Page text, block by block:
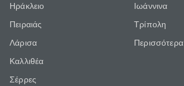
Ηράκλειο
Πειραιάς
Λάρισα
Καλλιθέα
Σέρρες
Ιωάννινα
Τρίπολη
Περισσότερα